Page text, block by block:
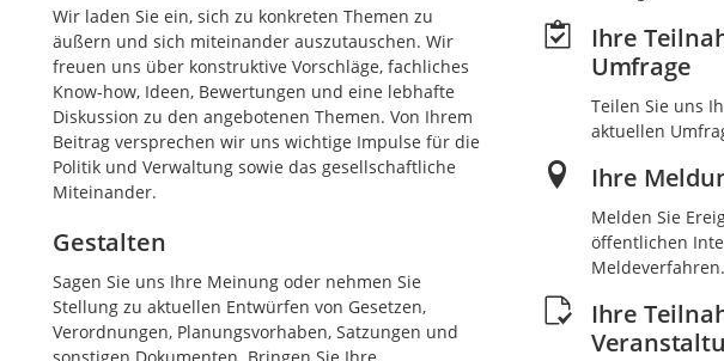
Wir laden Sie ein, sich zu konkreten Themen zu
äußern und sich miteinander auszutauschen. Wir
freuen uns über konstruktive Vorschläge, fachliches
Know-how, Ideen, Bewertungen und eine lebhafte
Diskussion zu den angebotenen Themen. Von Ihrem
Beitrag versprechen wir uns wichtige Impulse für die
Politik und Verwaltung sowie das gesellschaftliche
Miteinander.
Gestalten
Sagen Sie uns Ihre Meinung oder nehmen Sie
Stellung zu aktuellen Entwürfen von Gesetzen,
Verordnungen, Planungsvorhaben, Satzungen und
sonstigen Dokumenten. Bringen Sie Ihre
Ihre
Umfrage
Teilen Sie uns
aktuellen
Ihre
Melden Sie
öffentlichen
Meldeverfahren.
Ihre